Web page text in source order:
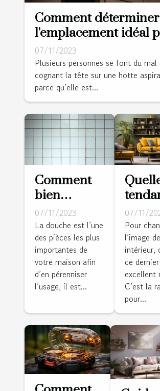
Comment déterminer
l'emplacement idéal
une hotte aspirante ?
07/11/2023
Plusieurs personnes se font du mal
cognant la tête sur une hotte
parce qu’elle est...
Comment
bien
entretenir
sa douche ?
07/11/2023
La douche est l’une
des pièces les plus
importantes de
votre maison afin
d’en pérenniser
l’usage, il est...
déco
un
en
07/11/
Pour
l’image
intérieur,
ce
excellent
C’est la
pour...